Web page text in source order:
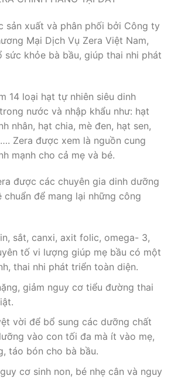
sản xuất và phân phối bởi Công ty
Mại Dịch Vụ Zera Việt Nam,
khỏe bà bầu, giúp thai nhi phát
14 loại hạt tự nhiên siêu dinh
nước và nhập khẩu như: hạt
nhân, hạt chia, mè đen, hạt sen,
Zera được xem là nguồn cung
mạnh cho cả mẹ và bé.
được các chuyên gia dinh dưỡng
để mang lại những công
sắt, canxi, axit folic, omega- 3,
tố vi lượng giúp mẹ bầu có một
thai nhi phát triển toàn diện.
giảm nguy cơ tiểu đường thai
vời để bổ sung các dưỡng chất
vào con tối đa mà ít vào mẹ,
táo bón cho bà bầu.
cơ sinh non, bé nhẹ cân và nguy